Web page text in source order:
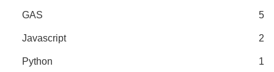
GAS 5
Javascript 2
Python 1